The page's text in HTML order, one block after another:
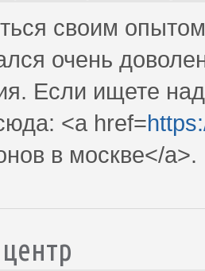
своим
очень
Если ищете
<a href=
в москве</a>.